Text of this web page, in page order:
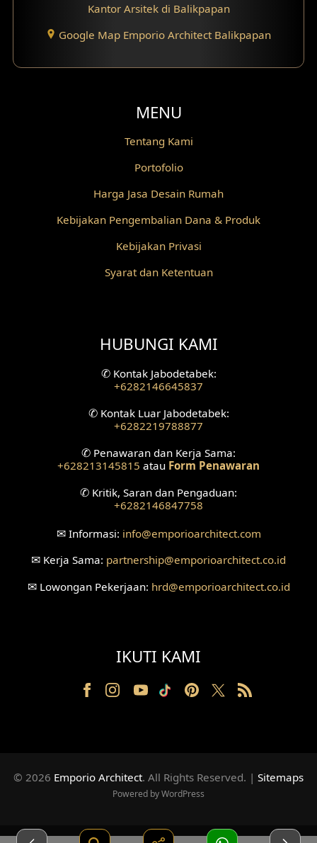
Desain Wallpanel
Desain Partisi
Desain Pilar
Desain Fasad Depan
Desain Fasad Belakang
Desain Rumah American Style
Fasad Rumah American Style
Desain Interior Villa
Desain Ruang Tunggu
Desain Ruang Perawatan
Desain Ruang Konsultasi
Desain Ruang Receptionist
Desain Teras
Desain Taman
Desain Laundry
Kantor Arsitek di Balikpapan
Google Map Emporio Architect Balikpapan
MENU
Tentang Kami
Portofolio
Harga Jasa Desain Rumah
Kebijakan Pengembalian Dana & Produk
Kebijakan Privasi
Syarat dan Ketentuan
HUBUNGI KAMI
✆Kontak Jabodetabek:
+6282146645837
✆Kontak Luar Jabodetabek:
+6282219788877
✆ Penawaran dan Kerja Sama:
+628213145815 atau Form Penawaran
✆ Kritik, Saran dan Pengaduan:
+6282146847758
✉Informasi: info@emporioarchitect.com
✉ Kerja Sama: partnership@emporioarchitect.co.id
✉Lowongan Pekerjaan: hrd@emporioarchitect.co.id
IKUTI KAMI
© 2026 Emporio Architect. All Rights Reserved. | Sitemaps
Powered by WordPress